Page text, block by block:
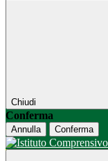
Chiudi
Conferma
Annulla Conferma